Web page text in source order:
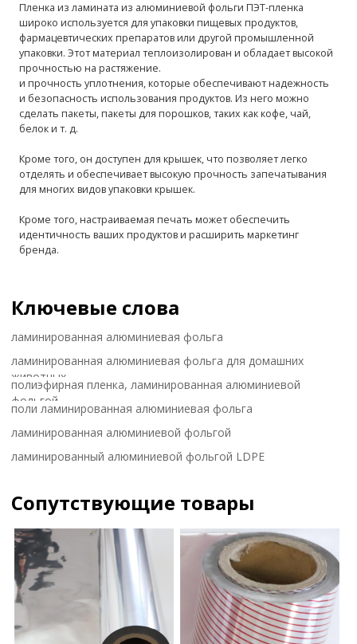
Пленка из ламината из алюминиевой фольги ПЭТ-пленка
широко используется для упаковки пищевых продуктов,
фармацевтических препаратов или другой промышленной
упаковки. Этот материал теплоизолирован и обладает высокой
прочностью на растяжение.
и прочность уплотнения, которые обеспечивают надежность
и безопасность использования продуктов. Из него можно
сделать пакеты, пакеты для порошков, таких как кофе, чай,
белок и т. д.
Кроме того, он доступен для крышек, что позволяет легко
отделять и обеспечивает высокую прочность запечатывания
для многих видов упаковки крышек.
Кроме того, настраиваемая печать может обеспечить
идентичность ваших продуктов и расширить маркетинг
бренда.
Ключевые слова
ламинированная алюминиевая фольга
ламинированная алюминиевая фольга для домашних
животных
полиэфирная пленка, ламинированная алюминиевой
фольгой
поли ламинированная алюминиевая фольга
ламинированная алюминиевой фольгой
ламинированный алюминиевой фольгой LDPE
Сопутствующие товары